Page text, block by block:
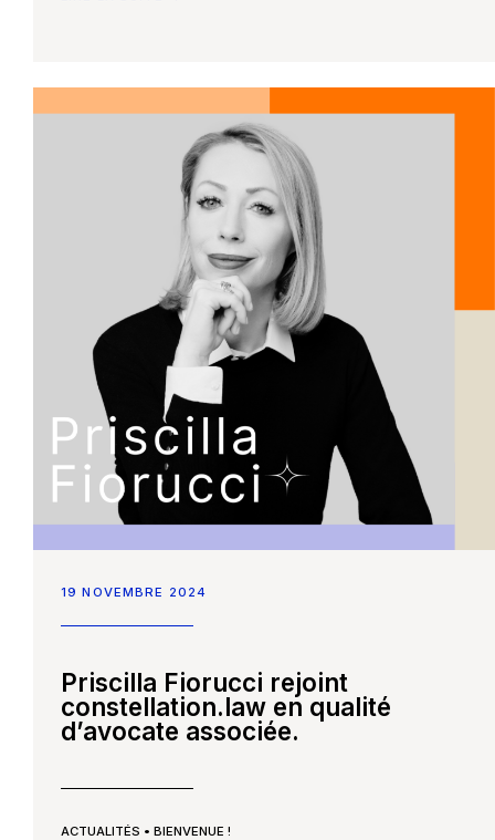
19 NOVEMBRE 2024
Priscilla Fiorucci rejoint
constellation.law en qualité
d’avocate associée.
ACTUALITÉS • BIENVENUE !